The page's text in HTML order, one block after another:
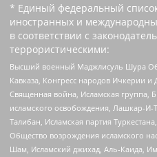
* Единый федеральный
иностранных и
в соответствии с
террористическими:
Высший военный Маджлисуль Шура
Кавказа, Конгресс народов Ичкерии и
Священная война, Исламская группа,
исламского освобождения, Лашкар-И-
Талибан, Исламская партия
Общество возрождения исламского
Шам, Исламский джихад, Аль-Каида,